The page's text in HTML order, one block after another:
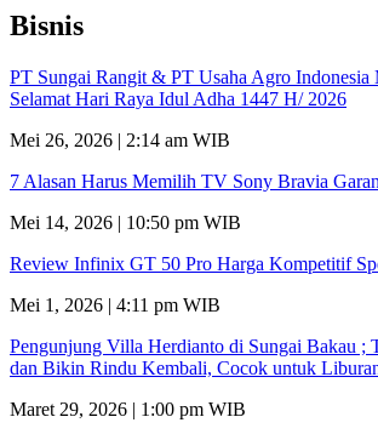
Bisnis
PT Sungai Rangit & PT Usaha Agro Indonesia
Selamat Hari Raya Idul Adha 1447 H/ 2026
Mei 26, 2026 | 2:14 am WIB
7 Alasan Harus Memilih TV Sony Bravia
Mei 14, 2026 | 10:50 pm WIB
Review Infinix GT 50 Pro Harga Kompetitif
Mei 1, 2026 | 4:11 pm WIB
Pengunjung Villa Herdianto di Sungai Bakau ;
dan Bikin Rindu Kembali, Cocok untuk
Maret 29, 2026 | 1:00 pm WIB